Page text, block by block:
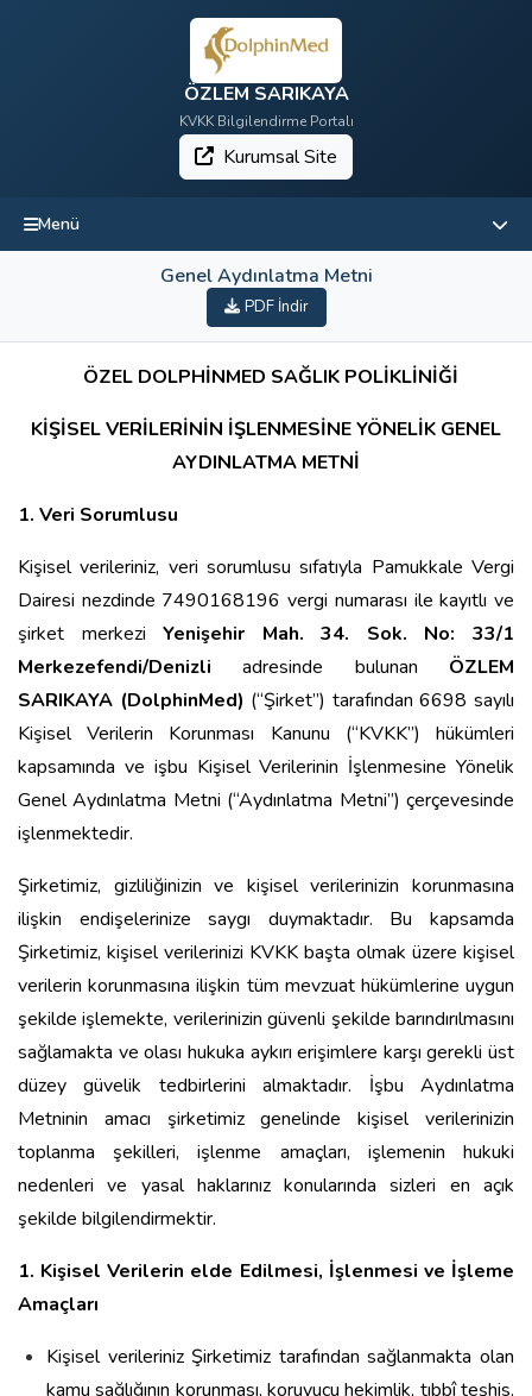
ÖZLEM SARIKAYA
KVKK Bilgilendirme Portalı
Kurumsal Site
Menü
Genel Aydınlatma Metni
PDF İndir
ÖZEL DOLPHİNMED SAĞLIK POLİKLİNİĞİ
KİŞİSEL VERİLERİNİN İŞLENMESİNE YÖNELİK GENEL
AYDINLATMA METNİ
1. Veri Sorumlusu
Kişisel verileriniz, veri sorumlusu sıfatıyla Pamukkale Vergi
Dairesi nezdinde 7490168196 vergi numarası ile kayıtlı ve
şirket merkeziYenişehir Mah. 34. Sok. No: 33/1
Merkezefendi/Denizli adresinde bulunan ÖZLEM
SARIKAYA (DolphinMed) (“Şirket”) tarafından 6698 sayılı
Kişisel Verilerin Korunması Kanunu (“KVKK”) hükümleri
kapsamında ve işbu Kişisel Verilerinin İşlenmesine Yönelik
Genel Aydınlatma Metni (“Aydınlatma Metni”) çerçevesinde
işlenmektedir.
Şirketimiz, gizliliğinizin ve kişisel verilerinizin korunmasına
ilişkin endişelerinize saygı duymaktadır. Bu kapsamda
Şirketimiz, kişisel verilerinizi KVKK başta olmak üzere kişisel
verilerin korunmasına ilişkin tüm mevzuat hükümlerine uygun
şekilde işlemekte, verilerinizin güvenli şekilde barındırılmasını
sağlamakta ve olası hukuka aykırı erişimlere karşı gerekli üst
düzey güvelik tedbirlerini almaktadır. İşbu Aydınlatma
Metninin amacı şirketimiz genelinde kişisel verilerinizin
toplanma şekilleri, işlenme amaçları, işlemenin hukuki
nedenleri ve yasal haklarınız konularında sizleri en açık
şekilde bilgilendirmektir.
1. Kişisel Verilerin elde Edilmesi, İşlenmesi ve İşleme
Amaçları
Kişisel verileriniz Şirketimiz tarafından sağlanmakta olan
kamu sağlığının korunması, koruyucu hekimlik, tıbbî teşhis,